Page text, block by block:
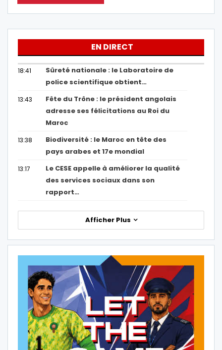
EN DIRECT
18:41
Sûreté nationale : le Laboratoire de
police scientifique obtient…
13:43
Fête du Trône : le président angolais
adresse ses félicitations au Roi du
Maroc
13:38
Biodiversité : le Maroc en tête des
pays arabes et 17e mondial
13:17
Le CESE appelle à améliorer la qualité
des services sociaux dans son
rapport…
Afficher Plus